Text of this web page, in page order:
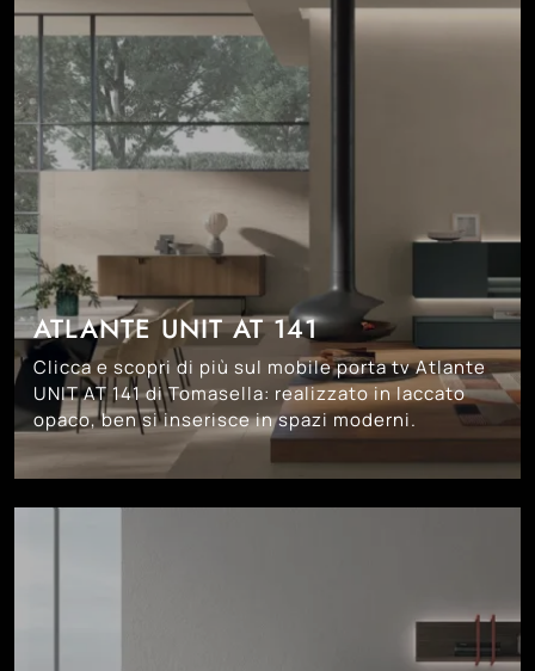
ATLANTE UNIT AT 141
Clicca e scopri di più sul mobile porta tv Atlante
UNIT AT 141 di Tomasella: realizzato in laccato
opaco, ben si inserisce in spazi moderni.